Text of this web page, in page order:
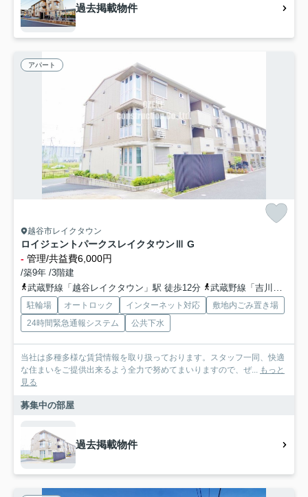
過去掲載物件
アパート
越谷市レイクタウン
ロイジェントパークスレイクタウンⅢ G
- 管理/共益費6,000円
/築9年 /3階建
武蔵野線「越谷レイクタウン」駅 徒歩12分
武蔵野線「吉川」駅 徒歩41分
駐輪場 オートロック インターネット対応
敷地内ごみ置き場
24時間緊急通報システム
公共下水
当社は多種多様な賃貸情報を取り扱っております。スタッフ一同、快適
な住まいをご提供出来るよう全力で努めてまいりますので、ぜ... もっと
見る
募集中の部屋
過去掲載物件